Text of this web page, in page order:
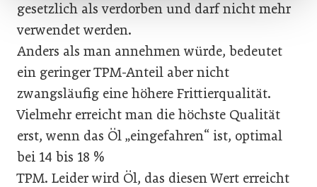
gesetzlich als verdorben und darf nicht mehr
verwendet werden.
Anders als man annehmen würde, bedeutet
ein geringer TPM-Anteil aber nicht
zwangsläufig eine höhere Frittierqualität.
Vielmehr erreicht man die höchste Qualität
erst, wenn das Öl „eingefahren“ ist, optimal
bei 14 bis 18 %
TPM. Leider wird Öl, das diesen Wert erreicht